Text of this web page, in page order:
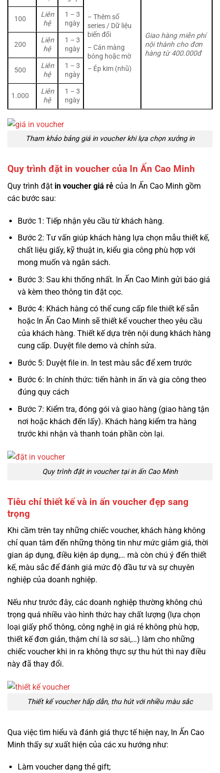
– Thêm số
series / Dữ liệu
biến đổi
– Cán màng
bóng hoặc mờ
– Ép kim (nhũ)
Giao hàng miễn phí
nội thành cho đơn
hàng từ 400.000đ
100
Liên
hệ
1 – 3
ngày
200
Liên
hệ
1 – 3
ngày
500
Liên
hệ
1 – 3
ngày
1.000
Liên
hệ
1 – 3
ngày
Tham khảo bảng giá in voucher khi lựa chọn xưởng in
Quy trình đặt in voucher của In Ấn Cao Minh
Quy trình đặt in voucher giá rẻ của In Ấn Cao Minh gồm
các bước sau:
Bước 1: Tiếp nhận yêu cầu từ khách hàng.
Bước 2: Tư vấn giúp khách hàng lựa chọn mẫu thiết kế,
chất liệu giấy, kỹ thuật in, kiểu gia công phù hợp với
mong muốn và ngân sách.
Bước 3: Sau khi thống nhất. In Ấn Cao Minh gửi báo giá
và kèm theo thông tin đặt cọc.
Bước 4: Khách hàng có thể cung cấp file thiết kế sẵn
hoặc In Ấn Cao Minh sẽ thiết kế voucher theo yêu cầu
của khách hàng. Thiết kế dựa trên nội dung khách hàng
cung cấp. Duyệt file demo và chỉnh sửa.
Bước 5: Duyệt file in. In test màu sắc để xem trước
Bước 6: In chính thức: tiến hành in ấn và gia công theo
đúng quy cách
Bước 7: Kiểm tra, đóng gói và giao hàng (giao hàng tận
nơi hoặc khách đến lấy). Khách hàng kiểm tra hàng
trước khi nhận và thanh toán phần còn lại.
Quy trình đặt in voucher tại in ấn Cao Minh
Tiêu chí thiết kế và in ấn voucher đẹp sang
trọng
Khi cầm trên tay những chiếc voucher, khách hàng không
chỉ quan tâm đến những thông tin như mức giảm giá, thời
gian áp dụng, điều kiện áp dụng,… mà còn chú ý đến thiết
kế, màu sắc để đánh giá mức độ đầu tư và sự chuyên
nghiệp của doanh nghiệp.
Nếu như trước đây, các doanh nghiệp thường không chú
trọng quá nhiều vào hình thức hay chất lượng (lựa chọn
loại giấy phổ thông, công nghệ in giá rẻ không phù hợp,
thiết kế đơn giản, thậm chí là sơ sài,…) làm cho những
chiếc voucher khi in ra không thực sự thu hút thì nay điều
này đã thay đổi.
Thiết kế voucher hấp dẫn, thu hút với nhiều màu sắc
Qua việc tìm hiểu và đánh giá thực tế hiện nay, In Ấn Cao
Minh thấy sự xuất hiện của các xu hướng như:
Làm voucher dạng thẻ gift;